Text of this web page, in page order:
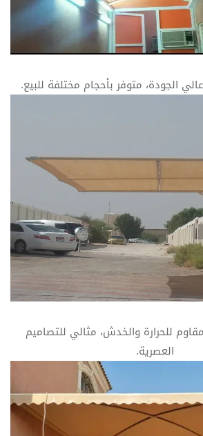
الجودة، متوفر بأحجام مختلفة للبيع.
للحرارة والخدش، مثالي للتصاميم
العصرية.